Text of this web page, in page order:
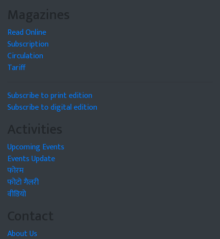
Magazines
Read Online
Subscription
Circulation
Tariff
Subscribe to print edition
Subscribe to digital edition
Activities
Upcoming Events
Events Update
फोरम
फोटो गैलरी
वीडियो
Contact
About Us